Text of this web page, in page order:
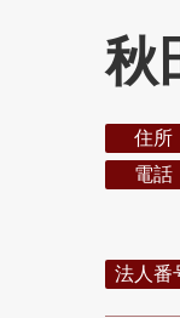
秋
住所
電話
法人番